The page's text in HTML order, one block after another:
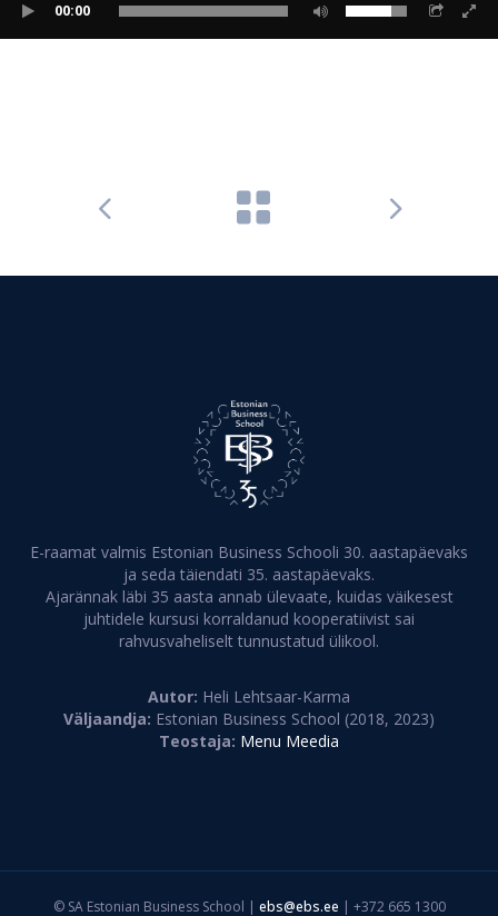
00:00
E-raamat valmis Estonian Business Schooli 30. aastapäevaks
ja seda täiendati 35. aastapäevaks.
Ajarännak läbi 35 aasta annab ülevaate, kuidas väikesest
juhtidele kursusi korraldanud kooperatiivist sai
rahvusvaheliselt tunnustatud ülikool.
Autor: Heli Lehtsaar-Karma
Väljaandja: Estonian Business School (2018, 2023)
Teostaja: Menu Meedia
© SA Estonian Business School | ebs@ebs.ee | +372 665 1300